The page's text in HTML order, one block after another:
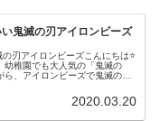
鬼滅の刃アイロンビーズ
刃アイロンビーズこんにちは⭐
幼稚園でも大人気の「鬼滅の
、アイロンビーズで鬼滅の刃
2020.03.20